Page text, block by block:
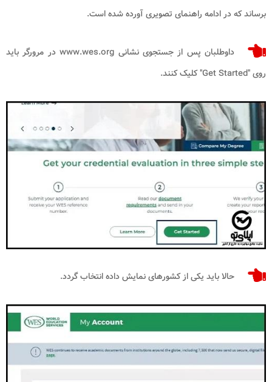
برساند که در ادامه راهنمای تصویری آورده شده است.
داوطلبان پس از جستجوی نشانی www.wes.org در مرورگر باید
روی "Get Started" کلیک کنند.
حالا باید یکی از کشورهای نمایش داده انتخاب گردد.